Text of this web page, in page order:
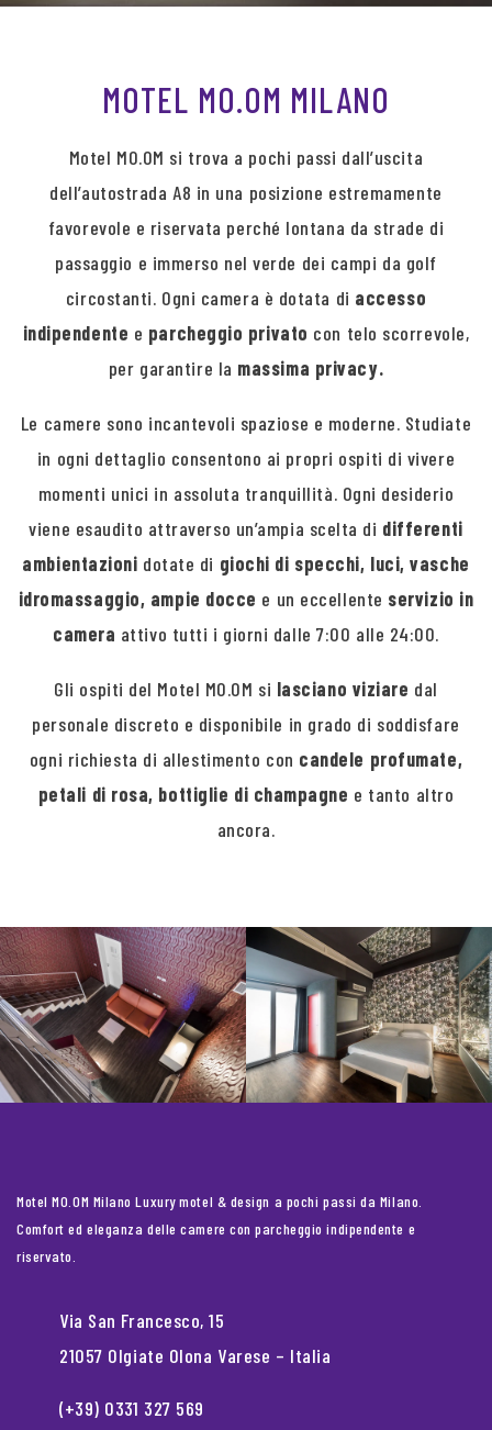
MOTEL MO.OM MILANO
Motel MO.OM si trova a pochi passi dall’uscita
dell’autostrada A8 in una posizione estremamente
favorevole e riservata perché lontana da strade di
passaggio e immerso nel verde dei campi da golf
circostanti. Ogni camera è dotata di accesso
indipendente e parcheggio privato con telo scorrevole,
per garantire la massima privacy.
Le camere sono incantevoli spaziose e moderne. Studiate
in ogni dettaglio consentono ai propri ospiti di vivere
momenti unici in assoluta tranquillità. Ogni desiderio
viene esaudito attraverso un’ampia scelta di differenti
ambientazioni dotate di giochi di specchi, luci, vasche
idromassaggio, ampie docce e un eccellente servizio in
camera attivo tutti i giorni dalle 7:00 alle 24:00.
Gli ospiti del Motel MO.OM si lasciano viziare dal
personale discreto e disponibile in grado di soddisfare
ogni richiesta di allestimento con candele profumate,
petali di rosa, bottiglie di champagne e tanto altro
ancora.
Motel MO.OM Milano Luxury motel & design a pochi passi da Milano.
Comfort ed eleganza delle camere con parcheggio indipendente e
riservato.
Via San Francesco, 15
21057 Olgiate Olona Varese – Italia
(+39) 0331 327 569